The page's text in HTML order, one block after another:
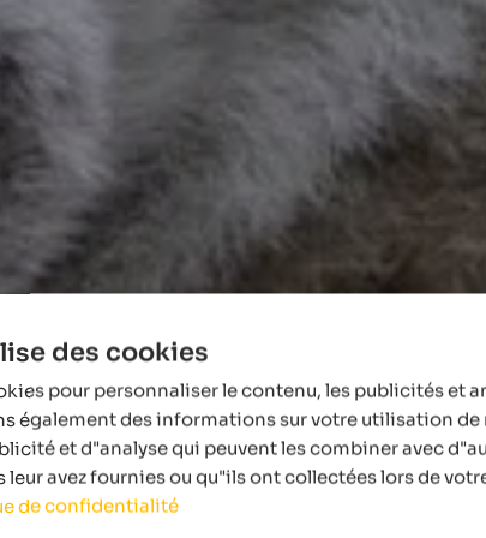
des cookies
pour personnaliser le contenu, les publicités et
également des informations sur votre utilisation de
et d"analyse qui peuvent les combiner avec
avez fournies ou qu"ils ont collectées lors de
de confidentialité